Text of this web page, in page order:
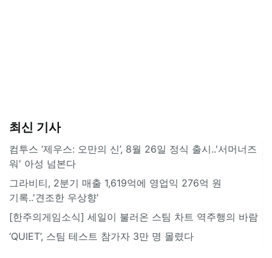
최신 기사
컴투스 ‘제우스: 오만의 신’, 8월 26일 정식 출시..'서머너즈
워' 아성 넘본다
그라비티, 2분기 매출 1,619억에 영업익 276억 원
기록..'견조한 우상향'
[한주의게임소식] 세일이 불러온 스팀 차트 역주행의 바람
‘QUIET’, 스팀 테스트 참가자 3만 명 몰렸다